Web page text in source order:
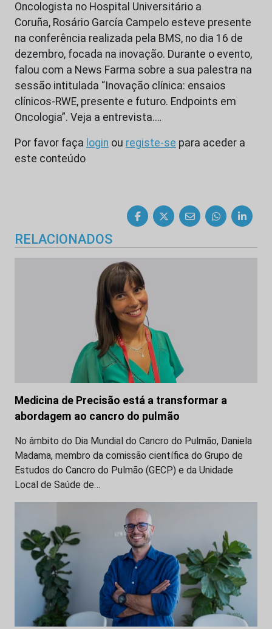
Oncologista no Hospital Universitário a
Coruña, Rosário García Campelo esteve presente
na conferência realizada pela BMS, no dia 16 de
dezembro, focada na inovação. Durante o evento,
falou com a News Farma sobre a sua palestra na
sessão intitulada “Inovação clínica: ensaios
clínicos-RWE, presente e futuro. Endpoints em
Oncologia”. Veja a entrevista.…
Por favor faça login ou registe-se para aceder a
este conteúdo
RELACIONADOS
Medicina de Precisão está a transformar a
abordagem ao cancro do pulmão
No âmbito do Dia Mundial do Cancro do Pulmão, Daniela
Madama, membro da comissão científica do Grupo de
Estudos do Cancro do Pulmão (GECP) e da Unidade
Local de Saúde de…